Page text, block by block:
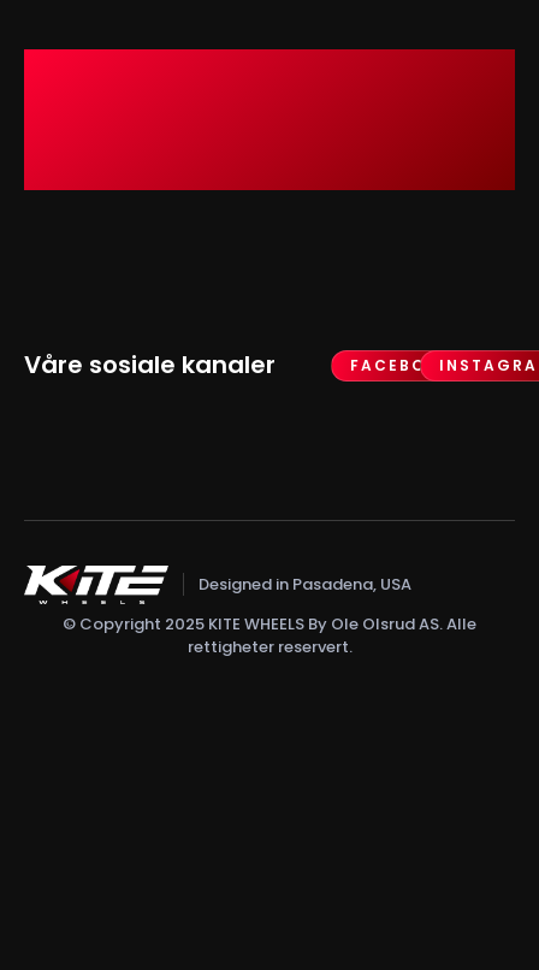
Våre sosiale kanaler FACEBOOK
Designed in Pasadena, USA
© Copyright 2025 KITE WHEELS By Ole Olsrud AS. Alle
rettigheter reservert.